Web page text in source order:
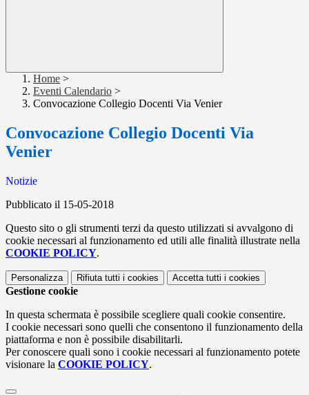
Home >
Eventi Calendario >
Convocazione Collegio Docenti Via Venier
Convocazione Collegio Docenti Via
Venier
Notizie
Pubblicato il 15-05-2018
Questo sito o gli strumenti terzi da questo utilizzati si avvalgono di
cookie necessari al funzionamento ed utili alle finalità illustrate nella
COOKIE POLICY.
Personalizza Rifiuta tutti i cookies Accetta tutti i cookies
Gestione cookie
In questa schermata è possibile scegliere quali cookie consentire.
I cookie necessari sono quelli che consentono il funzionamento della
piattaforma e non è possibile disabilitarli.
Per conoscere quali sono i cookie necessari al funzionamento potete
visionare la COOKIE POLICY.